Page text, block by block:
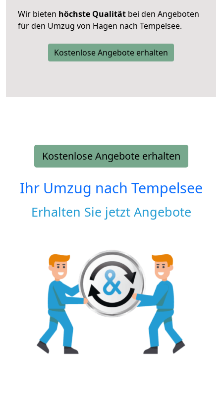
Wir bieten höchste Qualität bei den Angeboten
für den Umzug von Hagen nach Tempelsee.
Kostenlose Angebote erhalten
Kostenlose Angebote erhalten
Ihr Umzug nach Tempelsee
Erhalten Sie jetzt Angebote